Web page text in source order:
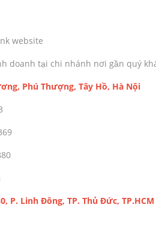
website
doanh tại chi nhánh nơi gần quý
Phú Thượng, Tây Hồ, Hà Nội
P. Linh Đông, TP. Thủ Đức, TP.HCM